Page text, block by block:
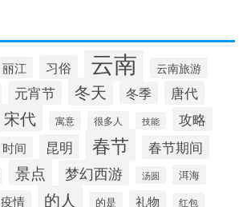
丽江 习俗 云南 云南旅游
元宵节 冬天 冬季 唐代
宋代 寓意 很多人 技能 攻略
时间 昆明 春节 春节期间
景点 梦幻西游 汤圆 洱海
疫情 的人 的是 礼物 红包